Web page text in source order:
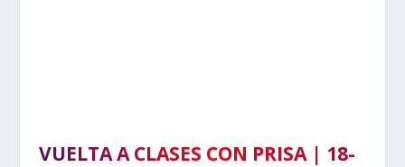
VUELTA A CLASES CON PRISA | 18-